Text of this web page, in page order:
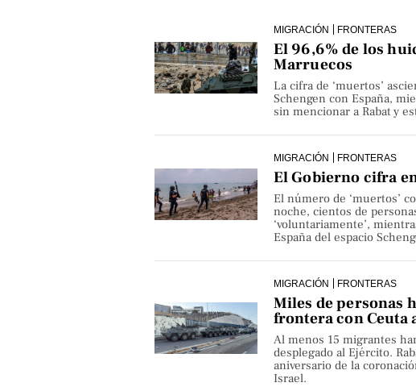
MIGRACIÓN FRONTERAS
El 96,6% de los
Marruecos
La cifra de ‘muertos’
Schengen con España,
sin mencionar a Rabat y
MIGRACIÓN FRONTERAS
El Gobierno cifra
El número de ‘muertos’
noche, cientos de
‘voluntariamente’,
España del espacio
MIGRACIÓN FRONTERAS
Miles de personas
frontera con Ceuta
Al menos 15 migrantes
desplegado al Ejército.
aniversario de la
Israel.